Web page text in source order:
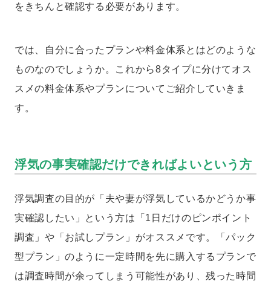
をきちんと確認する必要があります。
では、自分に合ったプランや料金体系とはどのような
ものなのでしょうか。これから8タイプに分けてオス
スメの料金体系やプランについてご紹介していきま
す。
浮気の事実確認だけできればよいという方
浮気調査の目的が「夫や妻が浮気しているかどうか事
実確認したい」という方は「1日だけのピンポイント
調査」や「お試しプラン」がオススメです。「パック
型プラン」のように一定時間を先に購入するプランで
は調査時間が余ってしまう可能性があり、残った時間